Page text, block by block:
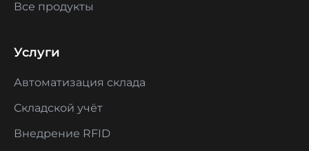
Все продукты
Услуги
Автоматизация склада
Складской учёт
Внедрение RFID